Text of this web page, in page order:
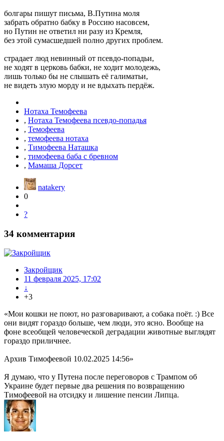
болгары пишут письма, В.Путина моля
забрать обратно бабку в Россию насовсем,
но Путин не ответил ни разу из Кремля,
без этой сумасшедшей полно других проблем.
страдает люд невинный от псевдо-попадьи,
не ходят в церковь бабки, не ходит молодежь,
лишь только бы не слышать её галиматьи,
не видеть злую морду и не вдыхать пердёж.
Нотаха Темофеева
, Нотаха Темофеева псевдо-попадья
, Темофеева
, темофеева нотаха
, Тимофеева Наташка
, тимофеева баба с бревном
, Мамаша Дорсет
natakery
0
?
34 комментария
Закройщик
11 февраля 2025, 17:02
↓
+3
«Мои кошки не поют, но разговаривают, а собака поёт. :) Все
они видят гораздо больше, чем люди, это ясно. Вообще на
фоне всеобщей человеческой деградации животные выглядят
гораздо приличнее.
Архив Тимофеевой 10.02.2025 14:56»
Я думаю, что у Путена после переговоров с Трампом об
Украине будет первые два решения по возвращению
Тимофеевой на отсидку и лишение пенсии Липца.